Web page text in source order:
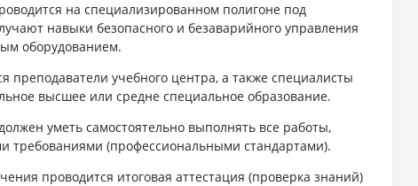
на специализированном полигоне под
навыки безопасного и безаварийного управления
оборудованием.
преподаватели учебного центра, а также специалисты
высшее или средне специальное образование.
уметь самостоятельно выполнять все работы,
требованиями (профессиональными стандартами).
проводится итоговая аттестация (проверка знаний)